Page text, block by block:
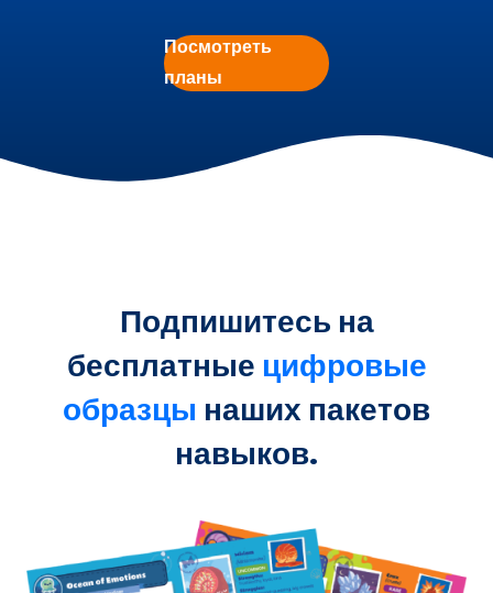
Посмотреть
планы
Подпишитесь на
бесплатные цифровые
образцы наших пакетов
навыков.